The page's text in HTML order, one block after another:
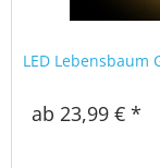
LED Lebensbaum
ab 23,99 € *